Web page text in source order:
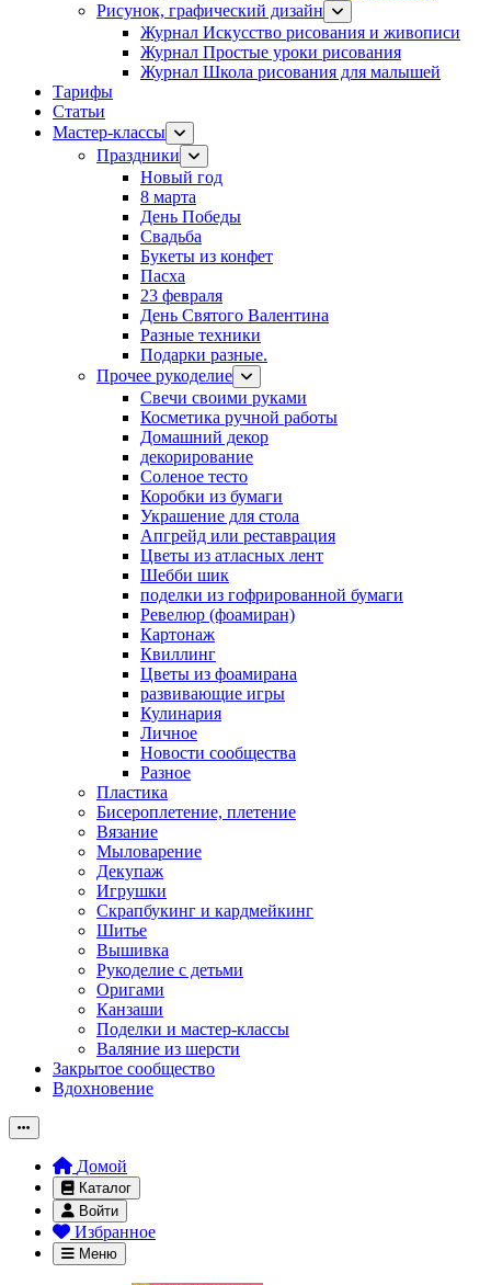
Рисунок, графический дизайн
Журнал Искусство рисования и живописи
Журнал Простые уроки рисования
Журнал Школа рисования для малышей
Тарифы
Статьи
Мастер-классы
Праздники
Новый год
8 марта
День Победы
Свадьба
Букеты из конфет
Пасха
23 февраля
День Святого Валентина
Разные техники
Подарки разные.
Прочее рукоделие
Свечи своими руками
Косметика ручной работы
Домашний декор
декорирование
Соленое тесто
Коробки из бумаги
Украшение для стола
Апгрейд или реставрация
Цветы из атласных лент
Шебби шик
поделки из гофрированной бумаги
Ревелюр (фоамиран)
Картонаж
Квиллинг
Цветы из фоамирана
развивающие игры
Кулинария
Личное
Новости сообщества
Разное
Пластика
Бисероплетение, плетение
Вязание
Мыловарение
Декупаж
Игрушки
Скрапбукинг и кардмейкинг
Шитье
Вышивка
Рукоделие с детьми
Оригами
Канзаши
Поделки и мастер-классы
Валяние из шерсти
Закрытое сообщество
Вдохновение
Домой
Каталог
Войти
Избранное
Меню